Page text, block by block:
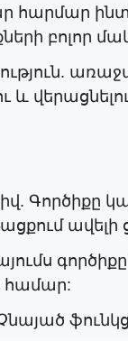
հարմար
բոլոր
և
Գործիքը
համար: